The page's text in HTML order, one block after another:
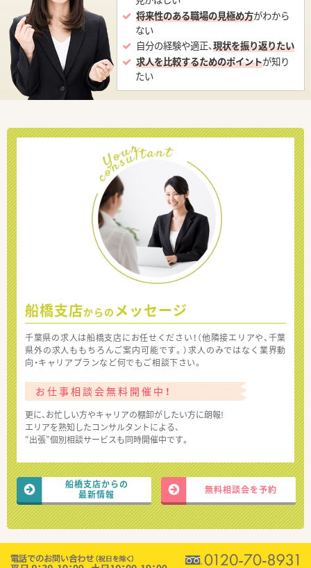
将来性のある職場の見極め方がわから
ない
自分の経験や適正、現状を振り返りたい
求人を比較するためのポイントが知り
たい
船橋支店からの メッセージ
千葉県の求人は船橋支店にお任せください！（他隣接エリアや、千葉
県外の求人ももちろんご案内可能です。）求人のみではなく業界動
向・キャリアプランなど何でもご相談下さい。
お仕事相談会無料開催中！
更に、お忙しい方やキャリアの棚卸がしたい方に朗報!
エリアを熟知したコンサルタントによる、
“出張”個別相談サービスも同時開催中です。
船橋支店からの
最新情報
無料相談会を予約